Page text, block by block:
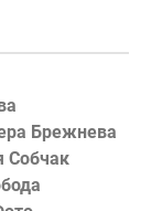
Брежнева
Собчак